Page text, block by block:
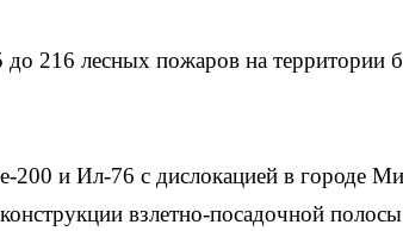
216 лесных пожаров на территории
200 и Ил-76 с дислокацией в городе
взлетно-посадочной